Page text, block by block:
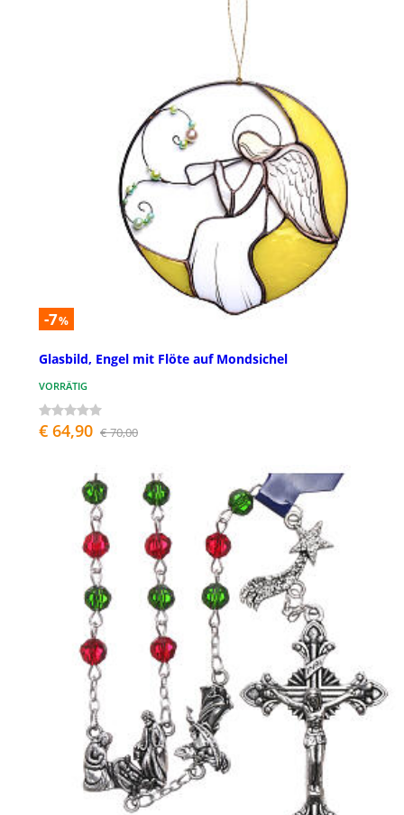
-7%
Glasbild, Engel mit Flöte auf Mondsichel
VORRÄTIG
€ 64,90 € 70,00